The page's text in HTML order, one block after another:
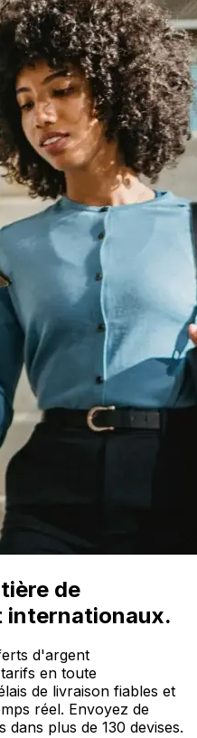
de
d'argent
en toute
de livraison fiables et
réel. Envoyez de
plus de 130 devises.